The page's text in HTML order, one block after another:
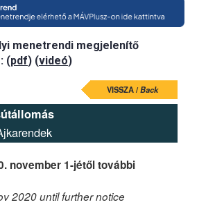
menetrendi megjelenítő
(pdf) (videó)
VISSZA /Back
november 1-jétől további
2020 until further notice